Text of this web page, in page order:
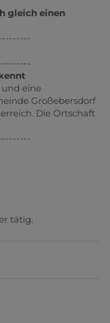
gleich einen
eine
Großebersdorf
Die Ortschaft
tätig.